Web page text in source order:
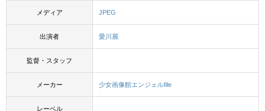
メディア JPEG
出演者 愛川麗
監督・スタッフ
メーカー 少女画像館エンジェルfile
レーベル